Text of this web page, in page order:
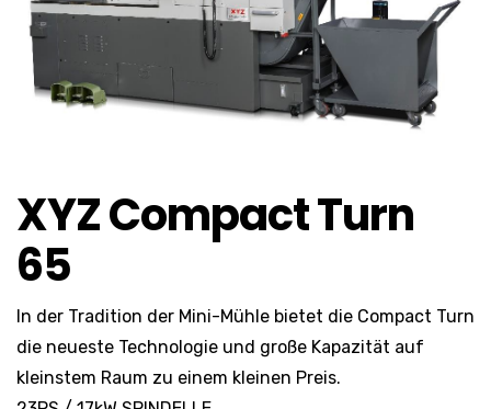
XYZ Compact Turn
65
In der Tradition der Mini-Mühle bietet die Compact Turn
die neueste Technologie und große Kapazität auf
kleinstem Raum zu einem kleinen Preis.